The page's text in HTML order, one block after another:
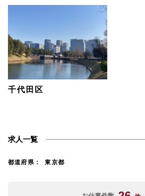
千代田区
求人一覧
都道府県 東京都